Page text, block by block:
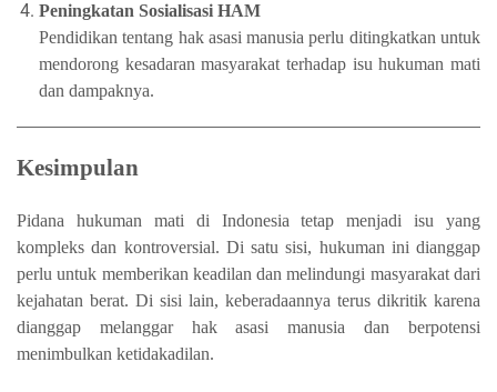
Peningkatan Sosialisasi HAM
Pendidikan tentang hak asasi manusia perlu ditingkatkan untuk
mendorong kesadaran masyarakat terhadap isu hukuman mati
dan dampaknya.
Kesimpulan
Pidana hukuman mati di Indonesia tetap menjadi isu yang
kompleks dan kontroversial. Di satu sisi, hukuman ini dianggap
perlu untuk memberikan keadilan dan melindungi masyarakat dari
kejahatan berat. Di sisi lain, keberadaannya terus dikritik karena
dianggap melanggar hak asasi manusia dan berpotensi
menimbulkan ketidakadilan.